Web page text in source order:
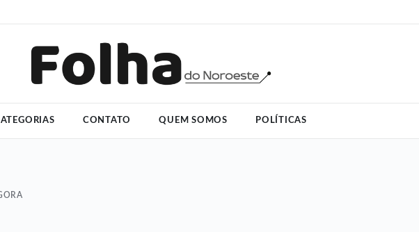
CONTATO QUEM SOMOS POLÍTICAS